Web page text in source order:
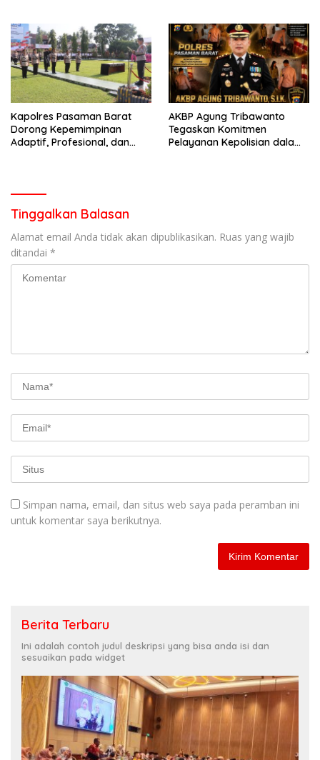
Bencana
Perlengkapan Keselamatan
Berkendara
Kapolres Pasaman Barat
Dorong Kepemimpinan
Adaptif, Profesional, dan
AKBP Agung Tribawanto
Tegaskan Komitmen
Pelayanan Kepolisian dalam
Tinggalkan Balasan
Alamat email Anda tidak akan dipublikasikan. Ruas yang wajib
ditandai *
Simpan nama, email, dan situs web saya pada peramban ini
untuk komentar saya berikutnya.
Berita Terbaru
Ini adalah contoh judul deskripsi yang bisa anda isi dan
sesuaikan pada widget